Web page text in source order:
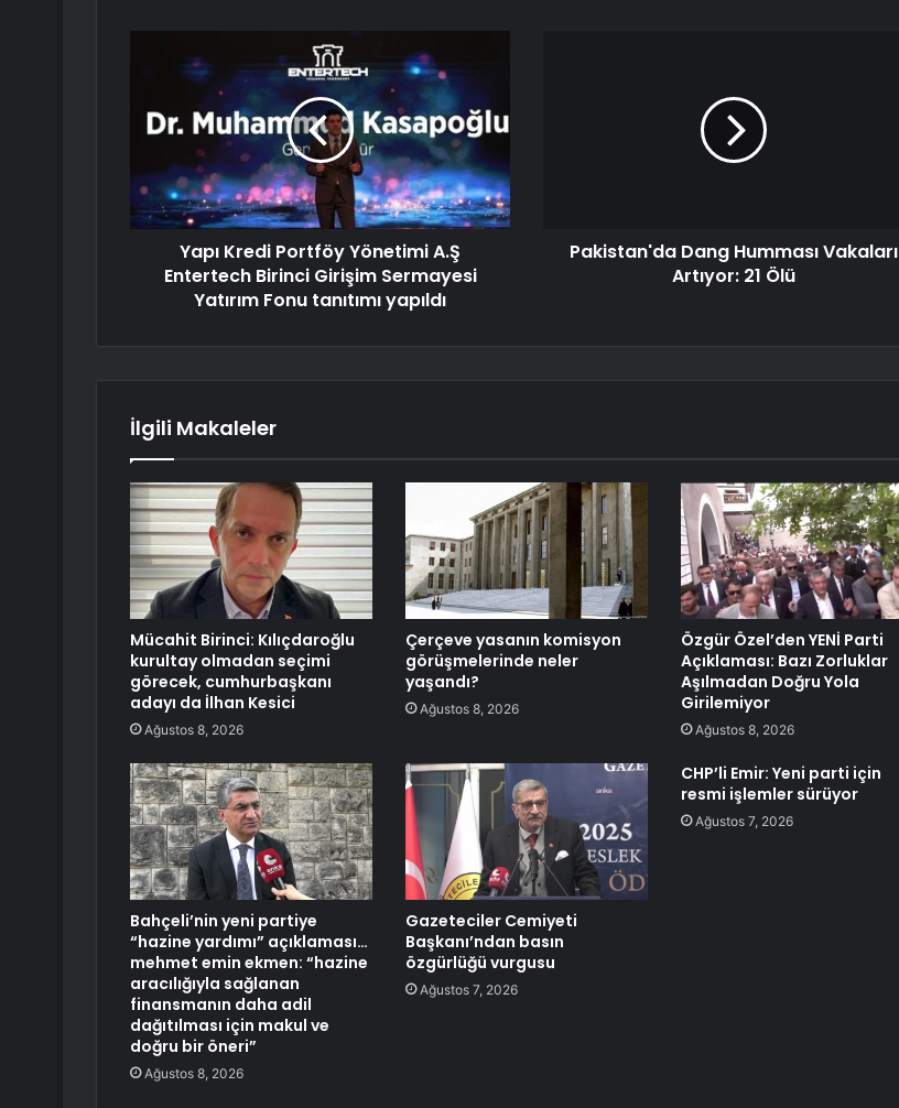
Yapı Kredi Portföy Yönetimi A.Ş
Entertech Birinci Girişim Sermayesi
Yatırım Fonu tanıtımı yapıldı
Pakistan'da Dang Humması Vakaları
Artıyor: 21 Ölü
İlgili Makaleler
Mücahit Birinci: Kılıçdaroğlu
kurultay olmadan seçimi
görecek, cumhurbaşkanı
adayı da İlhan Kesici
Ağustos 8, 2026
Çerçeve yasanın komisyon
görüşmelerinde neler
yaşandı?
Ağustos 8, 2026
Özgür Özel’den YENİ Parti
Açıklaması: Bazı Zorluklar
Aşılmadan Doğru Yola
Girilemiyor
Ağustos 8, 2026
Bahçeli’nin yeni partiye
“hazine yardımı” açıklaması…
mehmet emin ekmen: “hazine
aracılığıyla sağlanan
finansmanın daha adil
dağıtılması için makul ve
doğru bir öneri”
Ağustos 8, 2026
Gazeteciler Cemiyeti
Başkanı’ndan basın
özgürlüğü vurgusu
Ağustos 7, 2026
CHP’li Emir: Yeni parti için
resmi işlemler sürüyor
Ağustos 7, 2026